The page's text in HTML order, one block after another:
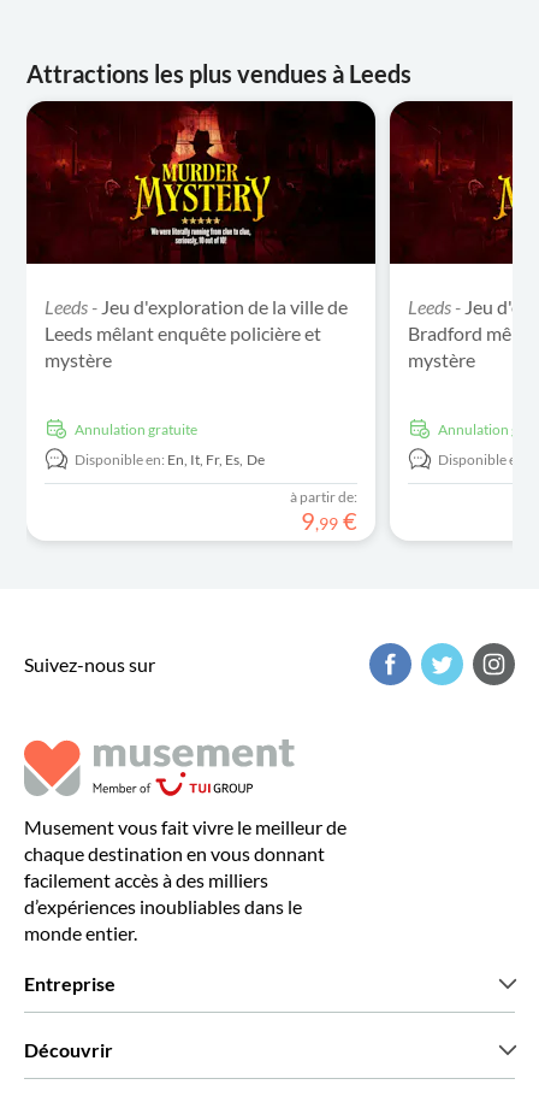
Attractions les plus vendues à Leeds
Leeds - Jeu d'exploration de la ville de
Leeds mêlant enquête policière et
mystère
Annulation gratuite
Disponible en: En, It, Fr, Es, De
à partir de:
9,99 €
Leeds - Jeu
Bradford
mystère
Annulation
Disponible en:
Suivez-nous sur
Musement vous fait vivre le meilleur de
chaque destination en vous donnant
facilement accès à des milliers
d’expériences inoubliables dans le
monde entier.
Entreprise
Découvrir